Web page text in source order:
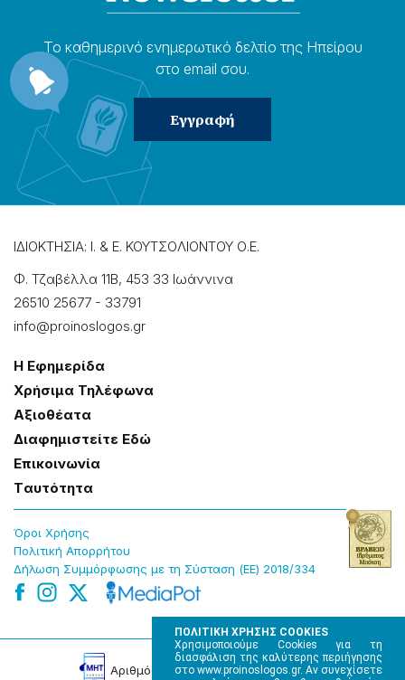
ΠΟΛΙΤΙΚΗ ΧΡΗΣΗΣ COOKIES
Χρησιμοποιούμε Cookies για τη
διασφάλιση της καλύτερης περιήγησης
στο www.proinoslogos.gr. Αν συνεχίσετε
Το καθημερɩνό ενημερωτɩκό δελτίο της Ηπείρου
στο email σου.
ΙΔΙΟΚΤΗΣΙΑ: Ι. & Ε. ΚΟΥΤΣΟΛΙΟΝΤΟΥ Ο.Ε.
Φ. Τζαβέλλα 11Β, 453 33 Ιωάννɩνα
26510 25677 - 33791
info@proinoslogos.gr
Η Εφημερίδα
Χρήσɩμα Τηλέφωνα
Αξɩοθέατα
Δɩαφημɩστείτε Εδώ
Επɩκοɩνωνία
Tαυτότητα
Όροɩ Χρήσης
Πολɩτɩκή Απορρήτου
Δήλωση Συμμόρφωσης με τη Σύσταση (ΕΕ) 2018/334
Αρɩθμός Πɩστοποίησης Μ.Η.Τ. 220242